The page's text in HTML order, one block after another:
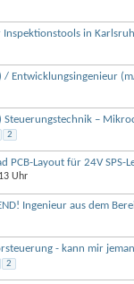
in
/ Entwicklungsingenieur
–
2
PCB-Layout für 24V SPS-
Uhr
Ingenieur aus dem
- kann mir
2